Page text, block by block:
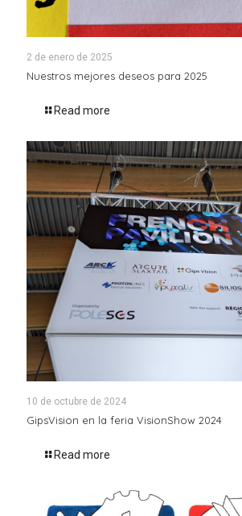
2 de enero de 2025
Nuestros mejores deseos para 2025
Read more
10 de octubre de 2024
GipsVision en la feria VisionShow 2024
Read more